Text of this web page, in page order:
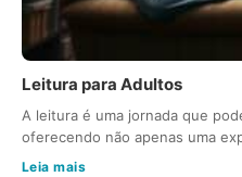
Leitura para Adultos
A leitura é uma jornada que
oferecendo não apenas uma
Leia mais